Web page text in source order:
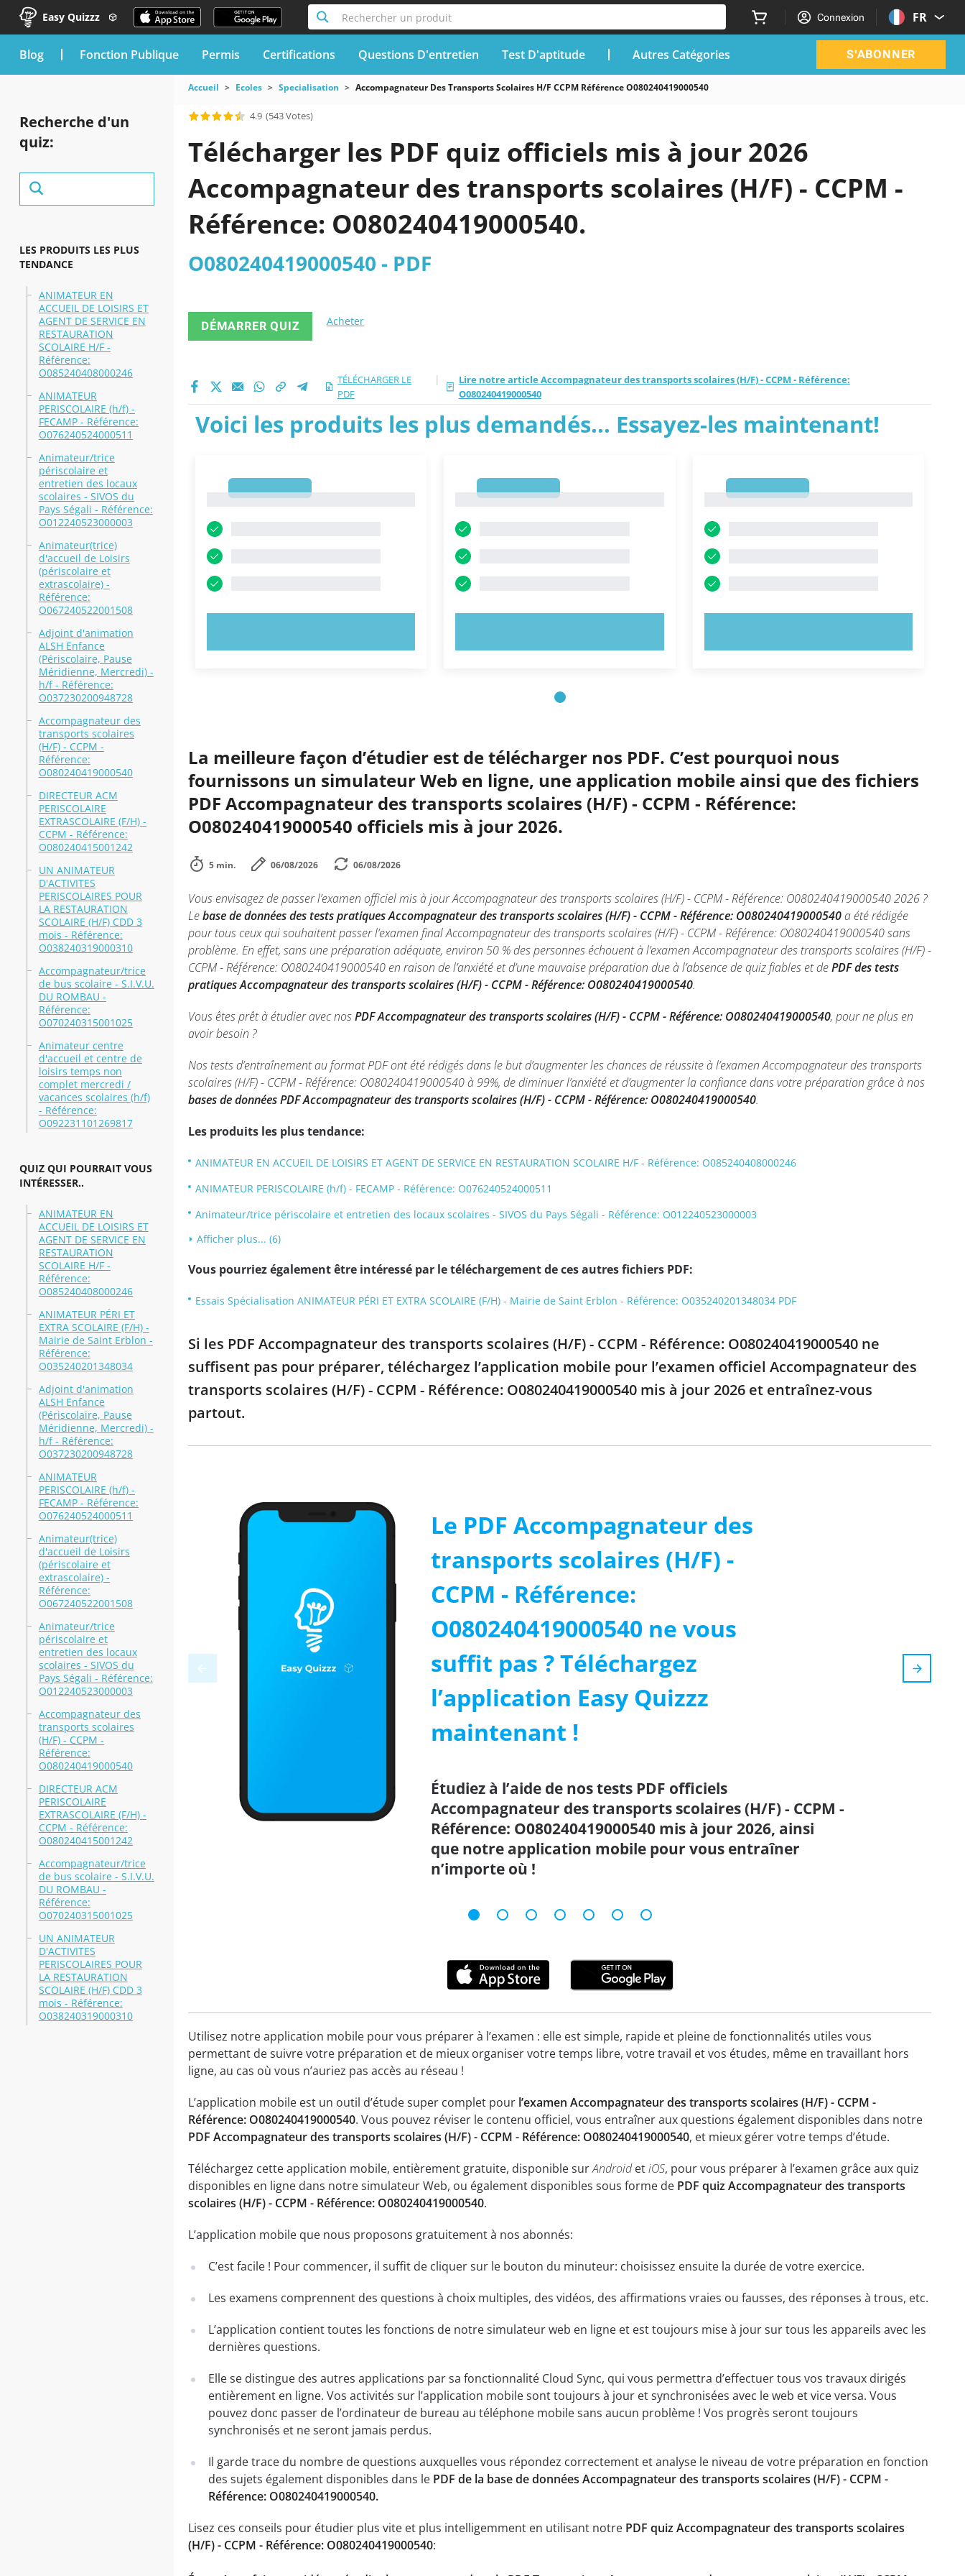
Easy Quizzz Rechercher un produit Connexion FR
blog Fonction Publique Permis Certifications Questions D'entretien Test D'aptitude Autres Catégories S'ABONNER
Recherche d'un
quiz:
LES PRODUITS LES PLUS
TENDANCE
ANIMATEUR EN
ACCUEIL DE LOISIRS ET
AGENT DE SERVICE EN
RESTAURATION
SCOLAIRE H/F -
Référence:
O085240408000246
ANIMATEUR
PERISCOLAIRE (h/f) -
FECAMP - Référence:
O076240524000511
Animateur/trice
périscolaire et
entretien des locaux
scolaires - SIVOS du
Pays Ségali - Référence:
O012240523000003
Animateur(trice)
d'accueil de Loisirs
(périscolaire et
extrascolaire) -
Référence:
O067240522001508
Adjoint d'animation
ALSH Enfance
(Périscolaire, Pause
Méridienne, Mercredi) -
h/f - Référence:
O037230200948728
Accompagnateur des
transports scolaires
(H/F) - CCPM -
Référence:
O080240419000540
DIRECTEUR ACM
PERISCOLAIRE
EXTRASCOLAIRE (F/H) -
CCPM - Référence:
O080240415001242
UN ANIMATEUR
D'ACTIVITES
PERISCOLAIRES POUR
LA RESTAURATION
SCOLAIRE (H/F) CDD 3
mois - Référence:
O038240319000310
Accompagnateur/trice
de bus scolaire - S.I.V.U.
DU ROMBAU -
Référence:
O070240315001025
Animateur centre
d'accueil et centre de
loisirs temps non
complet mercredi /
vacances scolaires (h/f)
- Référence:
O092231101269817
QUIZ QUI POURRAIT VOUS
INTÉRESSER..
ANIMATEUR EN
ACCUEIL DE LOISIRS ET
AGENT DE SERVICE EN
RESTAURATION
SCOLAIRE H/F -
Référence:
O085240408000246
ANIMATEUR PÉRI ET
EXTRA SCOLAIRE (F/H) -
Mairie de Saint Erblon -
Référence:
O035240201348034
Adjoint d'animation
ALSH Enfance
(Périscolaire, Pause
Méridienne, Mercredi) -
h/f - Référence:
O037230200948728
ANIMATEUR
PERISCOLAIRE (h/f) -
FECAMP - Référence:
O076240524000511
Animateur(trice)
d'accueil de Loisirs
(périscolaire et
extrascolaire) -
Référence:
O067240522001508
Animateur/trice
périscolaire et
entretien des locaux
scolaires - SIVOS du
Pays Ségali - Référence:
O012240523000003
Accompagnateur des
transports scolaires
(H/F) - CCPM -
Référence:
O080240419000540
DIRECTEUR ACM
PERISCOLAIRE
EXTRASCOLAIRE (F/H) -
CCPM - Référence:
O080240415001242
Accompagnateur/trice
de bus scolaire - S.I.V.U.
DU ROMBAU -
Référence:
O070240315001025
UN ANIMATEUR
D'ACTIVITES
PERISCOLAIRES POUR
LA RESTAURATION
SCOLAIRE (H/F) CDD 3
mois - Référence:
O038240319000310
Accueil Ecoles Specialisation Accompagnateur Des Transports Scolaires H/F CCPM Référence O080240419000540
4.9 (543 Votes)
Télécharger les PDF quiz officiels mis à jour 2026
Accompagnateur des transports scolaires (H/F) - CCPM -
Référence: O080240419000540.
O080240419000540 - PDF
DÉMARRER QUIZ Acheter
TÉLÉCHARGER LE
PDF
|
Lire notre article Accompagnateur des transports scolaires (H/F) - CCPM - Référence:
O080240419000540
Voici les produits les plus demandés... Essayez-les maintenant!
La meilleure façon d’étudier est de télécharger nos PDF. C’est pourquoi nous
fournissons un simulateur Web en ligne, une application mobile ainsi que des fichiers
PDF Accompagnateur des transports scolaires (H/F) - CCPM - Référence:
O080240419000540 officiels mis à jour 2026.
5 min. 06/08/2026 06/08/2026
Vous envisagez de passer l’examen officiel mis à jour Accompagnateur des transports scolaires (H/F) - CCPM - Référence: O080240419000540 2026 ?
Lebase de données des tests pratiques Accompagnateur des transports scolaires (H/F) - CCPM - Référence: O080240419000540a été rédigée
pour tous ceux qui souhaitent passer l’examen final Accompagnateur des transports scolaires (H/F) - CCPM - Référence: O080240419000540 sans
problème. En effet, sans une préparation adéquate, environ 50 % des personnes échouent à l’examen Accompagnateur des transports scolaires (H/F) -
CCPM - Référence: O080240419000540 en raison de l’anxiété et d’une mauvaise préparation due à l’absence de quiz fiables et dePDF des tests
pratiques Accompagnateur des transports scolaires (H/F) - CCPM - Référence: O080240419000540.
Vous êtes prêt à étudier avec nosPDF Accompagnateur des transports scolaires (H/F) - CCPM - Référence: O080240419000540, pour ne plus en
avoir besoin ?
Nos tests d’entraînement au format PDF ont été rédigés dans le but d’augmenter les chances de réussite à l’examen Accompagnateur des transports
scolaires (H/F) - CCPM - Référence: O080240419000540 à 99%, de diminuer l’anxiété et d’augmenter la confiance dans votre préparation grâce à nos
bases de données PDF Accompagnateur des transports scolaires (H/F) - CCPM - Référence: O080240419000540.
Les produits les plus tendance:
ANIMATEUR EN ACCUEIL DE LOISIRS ET AGENT DE SERVICE EN RESTAURATION SCOLAIRE H/F - Référence: O085240408000246
ANIMATEUR PERISCOLAIRE (h/f) - FECAMP - Référence: O076240524000511
Animateur/trice périscolaire et entretien des locaux scolaires - SIVOS du Pays Ségali - Référence: O012240523000003
Afficher plus... (6)
Vous pourriez également être intéressé par le téléchargement de ces autres fichiers PDF:
Essais Spécialisation ANIMATEUR PÉRI ET EXTRA SCOLAIRE (F/H) - Mairie de Saint Erblon - Référence: O035240201348034 PDF
Si les PDF Accompagnateur des transports scolaires (H/F) - CCPM - Référence: O080240419000540 ne
suffisent pas pour préparer, téléchargez l’application mobile pour l’examen officiel Accompagnateur des
transports scolaires (H/F) - CCPM - Référence: O080240419000540 mis à jour 2026 et entraînez-vous
partout.
Le PDF Accompagnateur des
transports scolaires (H/F) -
CCPM - Référence:
O080240419000540 ne vous
suffit pas ? Téléchargez
l’application Easy Quizzz
maintenant !
Étudiez à l’aide de nos tests PDF officiels
Accompagnateur des transports scolaires (H/F) - CCPM -
Référence: O080240419000540 mis à jour 2026, ainsi
que notre application mobile pour vous entraîner
n’importe où !
Utilisez notre application mobile pour vous préparer à l’examen : elle est simple, rapide et pleine de fonctionnalités utiles vous
permettant de suivre votre préparation et de mieux organiser votre temps libre, votre travail et vos études, même en travaillant hors
ligne, au cas où vous n’auriez pas accès au réseau !
L’application mobile est un outil d’étude super complet pour l’examen Accompagnateur des transports scolaires (H/F) - CCPM -
Référence: O080240419000540. Vous pouvez réviser le contenu officiel, vous entraîner aux questions également disponibles dans notre
PDF Accompagnateur des transports scolaires (H/F) - CCPM - Référence: O080240419000540, et mieux gérer votre temps d’étude.
Téléchargez cette application mobile, entièrement gratuite, disponible surAndroidetiOS, pour vous préparer à l’examen grâce aux quiz
disponibles en ligne dans notre simulateur Web, ou également disponibles sous forme de PDF quiz Accompagnateur des transports
scolaires (H/F) - CCPM - Référence: O080240419000540.
L’application mobile que nous proposons gratuitement à nos abonnés:
C’est facile ! Pour commencer, il suffit de cliquer sur le bouton du minuteur: choisissez ensuite la durée de votre exercice.
Les examens comprennent des questions à choix multiples, des vidéos, des affirmations vraies ou fausses, des réponses à trous, etc.
L’application contient toutes les fonctions de notre simulateur web en ligne et est toujours mise à jour sur tous les appareils avec les
dernières questions.
Elle se distingue des autres applications par sa fonctionnalité Cloud Sync, qui vous permettra d’effectuer tous vos travaux dirigés
entièrement en ligne. Vos activités sur l’application mobile sont toujours à jour et synchronisées avec le web et vice versa. Vous
pouvez donc passer de l’ordinateur de bureau au téléphone mobile sans aucun problème ! Vos progrès seront toujours
synchronisés et ne seront jamais perdus.
Il garde trace du nombre de questions auxquelles vous répondez correctement et analyse le niveau de votre préparation en fonction
des sujets également disponibles dans le PDF de la base de données Accompagnateur des transports scolaires (H/F) - CCPM -
Référence: O080240419000540.
Lisez ces conseils pour étudier plus vite et plus intelligemment en utilisant notre PDF quiz Accompagnateur des transports scolaires
(H/F) - CCPM - Référence: O080240419000540: